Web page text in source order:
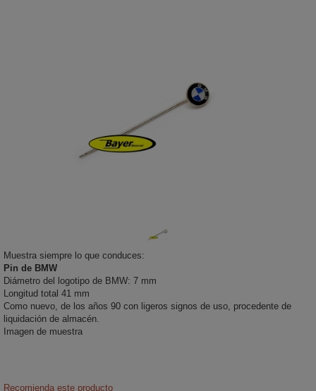
Muestra siempre lo que conduces:
Pin de BMW
Diámetro del logotipo de BMW: 7 mm
Longitud total 41 mm
Como nuevo, de los años 90 con ligeros signos de uso, procedente de
liquidación de almacén.
Imagen de muestra
Recomienda este producto